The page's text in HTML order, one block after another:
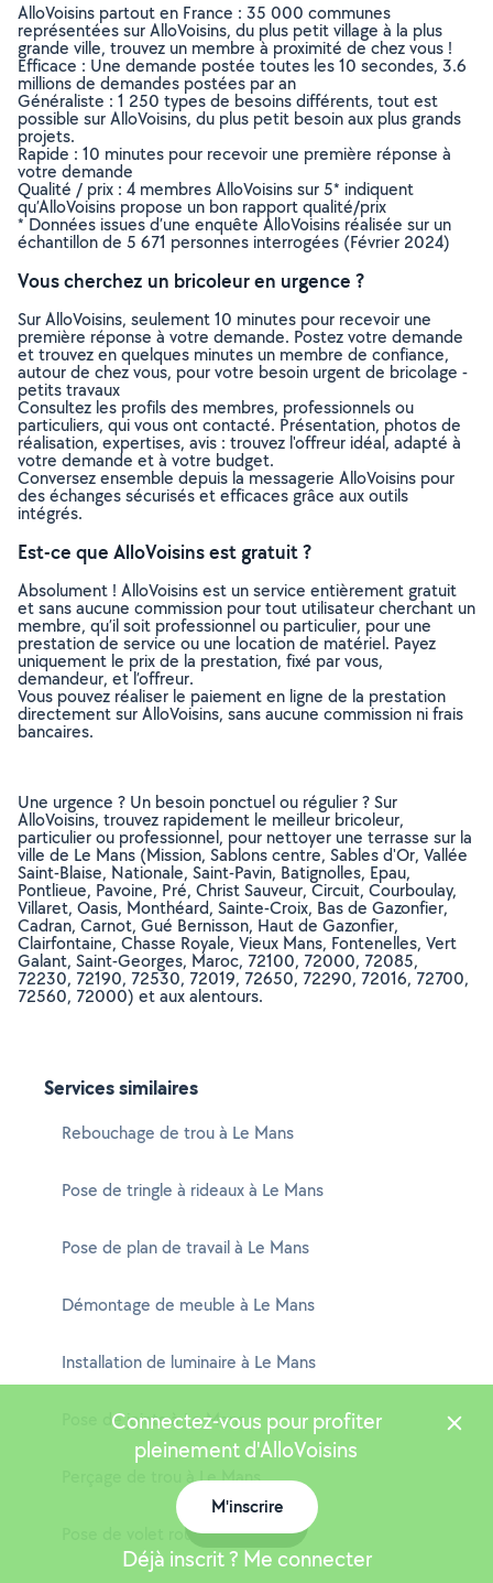
AlloVoisins partout en France : 35 000 communes
représentées sur AlloVoisins, du plus petit village à la plus
grande ville, trouvez un membre à proximité de chez vous !
Efficace : Une demande postée toutes les 10 secondes, 3.6
millions de demandes postées par an
Généraliste : 1 250 types de besoins différents, tout est
possible sur AlloVoisins, du plus petit besoin aux plus grands
projets.
Rapide : 10 minutes pour recevoir une première réponse à
votre demande
Qualité / prix : 4 membres AlloVoisins sur 5* indiquent
qu’AlloVoisins propose un bon rapport qualité/prix
* Données issues d’une enquête AlloVoisins réalisée sur un
échantillon de 5 671 personnes interrogées (Février 2024)
Vous cherchez un bricoleur en urgence ?
Sur AlloVoisins, seulement 10 minutes pour recevoir une
première réponse à votre demande. Postez votre demande
et trouvez en quelques minutes un membre de confiance,
autour de chez vous, pour votre besoin urgent de bricolage -
petits travaux
Consultez les profils des membres, professionnels ou
particuliers, qui vous ont contacté. Présentation, photos de
réalisation, expertises, avis : trouvez l'offreur idéal, adapté à
votre demande et à votre budget.
Conversez ensemble depuis la messagerie AlloVoisins pour
des échanges sécurisés et efficaces grâce aux outils
intégrés.
Est-ce que AlloVoisins est gratuit ?
Absolument ! AlloVoisins est un service entièrement gratuit
et sans aucune commission pour tout utilisateur cherchant un
membre, qu’il soit professionnel ou particulier, pour une
prestation de service ou une location de matériel. Payez
uniquement le prix de la prestation, fixé par vous,
demandeur, et l’offreur.
Vous pouvez réaliser le paiement en ligne de la prestation
directement sur AlloVoisins, sans aucune commission ni frais
bancaires.
Une urgence ? Un besoin ponctuel ou régulier ? Sur
AlloVoisins, trouvez rapidement le meilleur bricoleur,
particulier ou professionnel, pour nettoyer une terrasse sur la
ville de Le Mans (Mission, Sablons centre, Sables d'Or, Vallée
Saint-Blaise, Nationale, Saint-Pavin, Batignolles, Epau,
Pontlieue, Pavoine, Pré, Christ Sauveur, Circuit, Courboulay,
Villaret, Oasis, Monthéard, Sainte-Croix, Bas de Gazonfier,
Cadran, Carnot, Gué Bernisson, Haut de Gazonfier,
Clairfontaine, Chasse Royale, Vieux Mans, Fontenelles, Vert
Galant, Saint-Georges, Maroc, 72100, 72000, 72085,
72230, 72190, 72530, 72019, 72650, 72290, 72016, 72700,
72560, 72000) et aux alentours.
Services similaires
Rebouchage de trou à Le Mans
Pose de tringle à rideaux à Le Mans
Pose de plan de travail à Le Mans
Démontage de meuble à Le Mans
Installation de luminaire à Le Mans
Pose de joints à Le Mans
Perçage de trou à Le Mans
Pose de volet roulant à Le Mans
Connectez-vous pour profiter
pleinement d'AlloVoisins
M'inscrire
Déjà inscrit ? Me connecter